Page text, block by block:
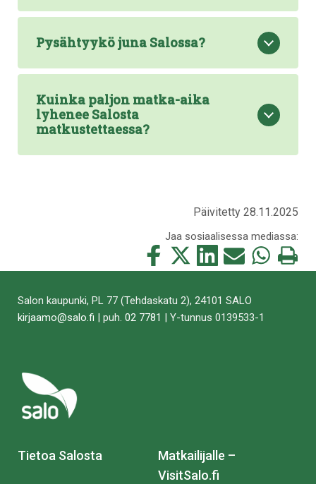
Pysähtyykö juna Salossa?
Kuinka paljon matka-aika
lyhenee Salosta
matkustettaessa?
Päivitetty 28.11.2025
Jaa sosiaalisessa mediassa:
Jaa
tämä
Jaa
tämä
Jaa
tämä
Jaa
tämä
Jaa
tämä
Tulosta
tämä
Salon kaupunki, PL 77 (Tehdaskatu 2), 24101 SALO
kirjaamo@salo.fi | puh. 02 7781 | Y-tunnus 0139533-1
Tietoa Salosta
Matkailijalle –
VisitSalo.fi